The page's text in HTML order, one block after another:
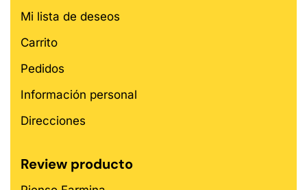
Mi lista de deseos
Carrito
Pedidos
Información personal
Direcciones
Review producto